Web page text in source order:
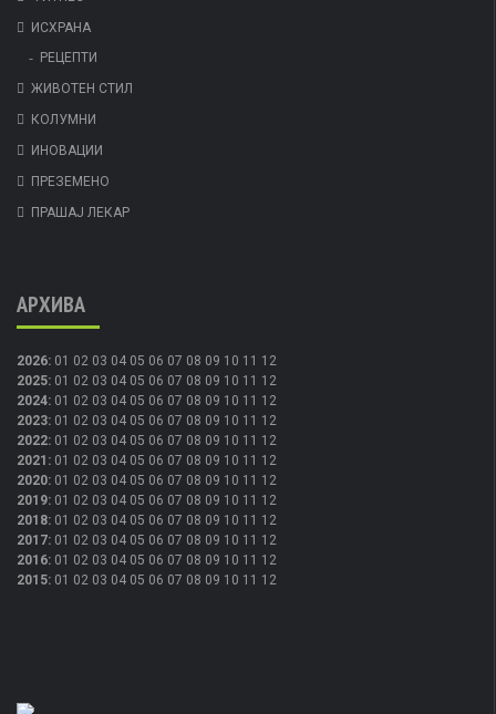
ИСХРАНА
РЕЦЕПТИ
ЖИВОТЕН СТИЛ
КОЛУМНИ
ИНОВАЦИИ
ПРЕЗЕМЕНО
ПРАШАЈ ЛЕКАР
АРХИВА
2026: 01 02 03 04 05 06 07 08 09 10 11 12
2025: 01 02 03 04 05 06 07 08 09 10 11 12
2024: 01 02 03 04 05 06 07 08 09 10 11 12
2023: 01 02 03 04 05 06 07 08 09 10 11 12
2022: 01 02 03 04 05 06 07 08 09 10 11 12
2021 : 01 02 03 04 05 06 07 08 09 10 11 12
2020: 01 02 03 04 05 06 07 08 09 10 11 12
2019: 01 02 03 04 05 06 07 08 09 10 11 12
2018: 01 02 03 04 05 06 07 08 09 10 11 12
2017: 01 02 03 04 05 06 07 08 09 10 11 12
2016: 01 02 03 04 05 06 07 08 09 10 11 12
2015: 01 02 03 04 05 06 07 08 09 10 11 12